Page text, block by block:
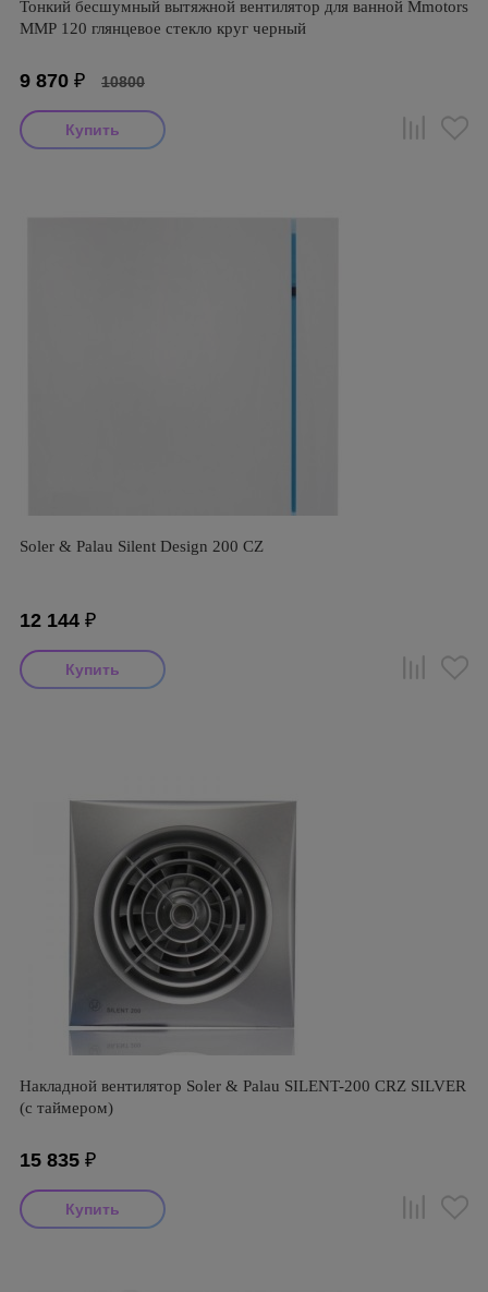
Тонкий бесшумный вытяжной вентилятор для ванной Mmotors
ММР 120 глянцевое стекло круг черный
9 870 ₽ 10800
Soler & Palau Silent Design 200 CZ
12 144 ₽
Накладной вентилятор Soler & Palau SILENT-200 CRZ SILVER
(с таймером)
15 835 ₽